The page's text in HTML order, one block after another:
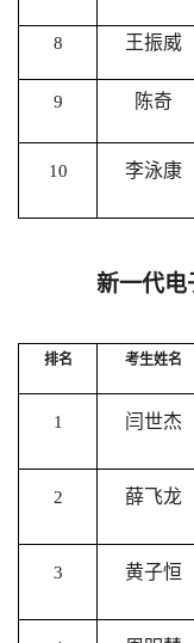
8 王振威
9 陈奇
10 李泳康
新一代电
排名 考生姓名
1 闫世杰
2 薛飞龙
3 黄子恒